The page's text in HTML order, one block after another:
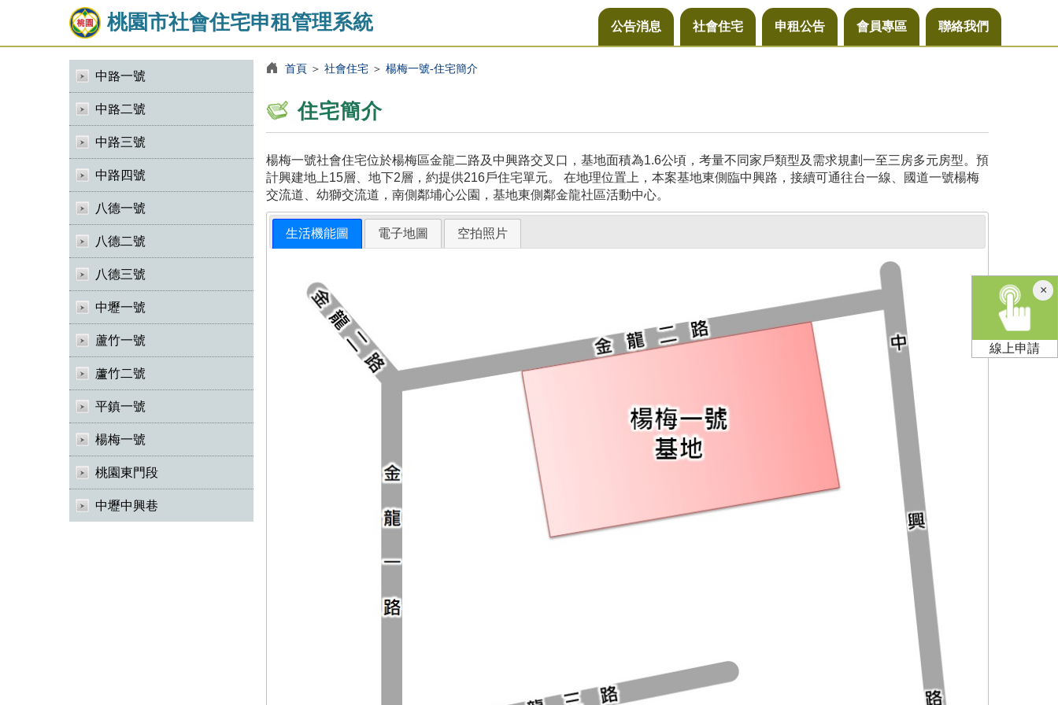
桃園市社會住宅申租管理系統 公告消息 社會住宅 申租公告 會員專區 聯絡我們
中路一號
中路二號
中路三號
中路四號
八德一號
八德二號
八德三號
中壢一號
蘆竹一號
蘆竹二號
平鎮一號
楊梅一號
桃園東門段
中壢中興巷
首頁＞ 社會住宅＞ 楊梅一號-住宅簡介
住宅簡介
楊梅一號社會住宅位於楊梅區金龍二路及中興路交叉口，基地面積為1.6公頃，考量不同家戶類型及需求規劃一至三房多元房型。預
計興建地上15層、地下2層，約提供216戶住宅單元。 在地理位置上，本案基地東側臨中興路，接續可通往台一線、國道一號楊梅
交流道、幼獅交流道，南側鄰埔心公園，基地東側鄰金龍社區活動中心。
生活機能圖 電子地圖 空拍照片
×關
閉
線上申請